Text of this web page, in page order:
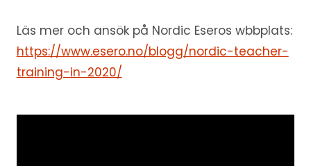
Läs mer och ansök på Nordic Eseros wbbplats:
https://www.esero.no/blogg/nordic-teacher-
training-in-2020/